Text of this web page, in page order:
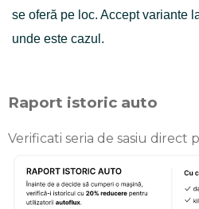
se oferă pe loc. Accept variante
unde este cazul.
Raport istoric auto
Verificati seria de sasiu direct